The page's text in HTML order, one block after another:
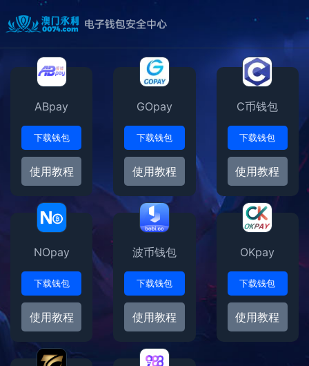
ABpay
下载钱包
使用教程
GOpay
下载钱包
使用教程
C币钱包
下载钱包
使用教程
NOpay
下载钱包
使用教程
波币钱包
下载钱包
使用教程
OKpay
下载钱包
使用教程